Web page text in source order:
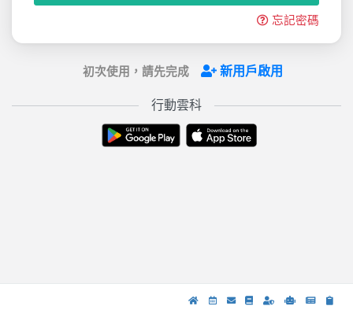
忘記密碼
初次使用，請先完成 新用戶啟用
行動雲科